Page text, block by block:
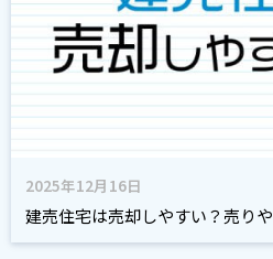
2025年12月16日
建売住宅は売却しやすい？売り